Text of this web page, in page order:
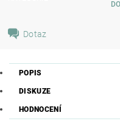
Dotaz
POPIS
DISKUZE
HODNOCENÍ